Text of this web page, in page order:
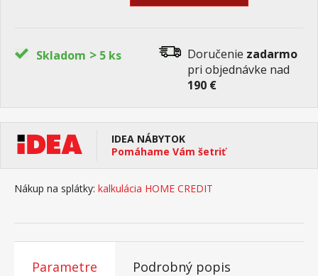
Skladom > 5 ks Doručenie zadarmo
pri objednávke nad
190 €
IDEA NÁBYTOK
Pomáhame Vám šetriť
Nákup na splátky: kalkulácia HOME CREDIT
Parametre Podrobný popis